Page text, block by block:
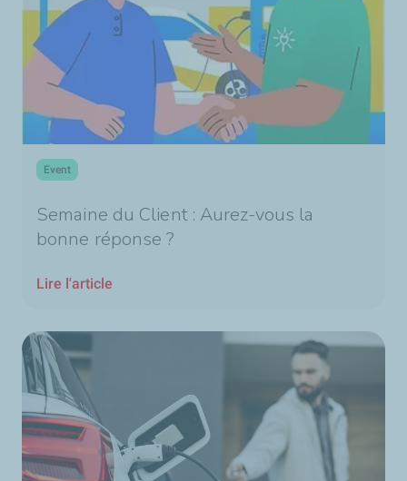
Event
Semaine du Client : Aurez-vous la
bonne réponse ?
Lire l'article